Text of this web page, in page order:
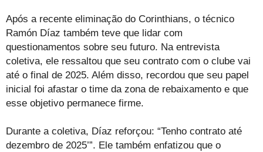
Após a recente eliminação do Corinthians, o técnico
Ramón Díaz também teve que lidar com
questionamentos sobre seu futuro. Na entrevista
coletiva, ele ressaltou que seu contrato com o clube vai
até o final de 2025. Além disso, recordou que seu papel
inicial foi afastar o time da zona de rebaixamento e que
esse objetivo permanece firme.
Durante a coletiva, Díaz reforçou: “Tenho contrato até
dezembro de 2025’”. Ele também enfatizou que o